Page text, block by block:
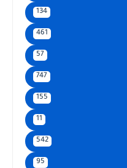
134
461
57
747
155
11
542
95